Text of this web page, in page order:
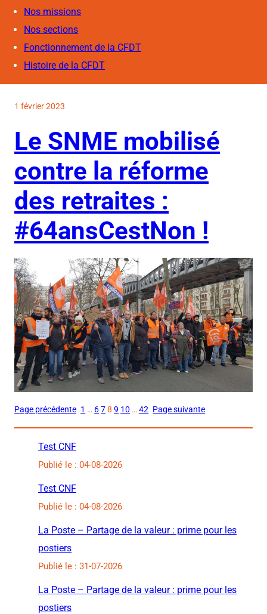
Nos missions
Nos sections
Fonctionnement de la CFDT
Histoire de la CFDT
1 février 2023
Le SNME mobilisé
contre la réforme
des retraites :
#64ansCestNon !
Page précédente 1 … 678 9 10 …42 Page suivante
Test CNF
Publié le : 04-08-2026
Test CNF
Publié le : 04-08-2026
La Poste – Partage de la valeur : prime pour les
postiers
Publié le : 31-07-2026
La Poste – Partage de la valeur : prime pour les
postiers